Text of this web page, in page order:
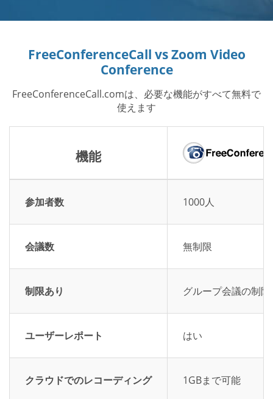
FreeConferenceCall vs Zoom Video
Conference
FreeConferenceCall.comは、必要な機能がすべて無料で
使えます
機能
参加者数 1000人
会議数 無制限
制限あり グループ会議の制
ユーザーレポート はい
クラウドでのレコーディング 1GBまで可能